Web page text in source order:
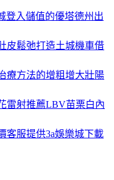
登入儲值的優塔德州出
皮鬆弛打造土城機車借
療方法的增粗增大壯陽
雷射推薦LBV苗栗白內
客服提供3a娛樂城下載